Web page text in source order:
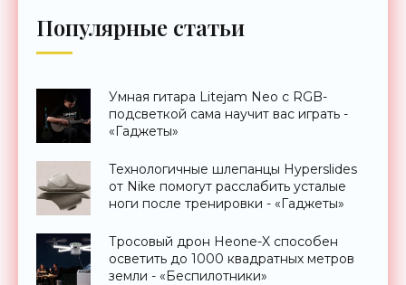
Популярные статьи
Умная гитара Litejam Neo с RGB-
подсветкой сама научит вас играть -
«Гаджеты»
Технологичные шлепанцы Hyperslides
от Nike помогут расслабить усталые
ноги после тренировки - «Гаджеты»
Тросовый дрон Heone-X способен
осветить до 1000 квадратных метров
земли - «Беспилотники»